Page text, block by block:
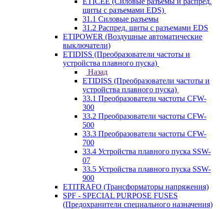
щиты с разъемами EDS)
31.1 Силовые разъемы
31.2 Распред. щиты с разъемами EDS
ETIPOWER (Воздушные автоматические
выключатели)
ETIDISS (Преобразователи частоты и
устройства плавного пуска)
Назад
ETIDISS (Преобразователи частоты и
устройства плавного пуска)
33.1 Преобразователи частоты CFW-
300
33.2 Преобразователи частоты CFW-
500
33.3 Преобразователи частоты CFW-
700
33.4 Устройства плавного пуска SSW-
07
33.5 Устройства плавного пуска SSW-
900
ETITRAFO (Трансформаторы напряжения)
SPF - SPECIAL PURPOSE FUSES
(Предохранители специального назначения)